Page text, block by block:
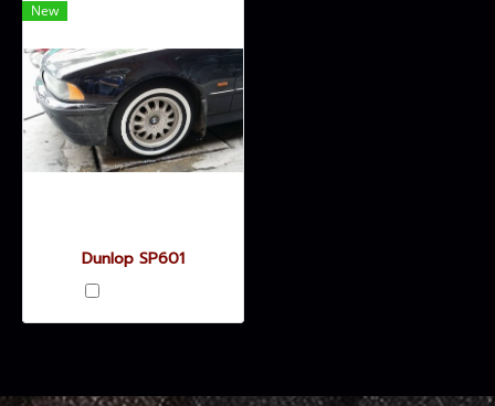
New
Dunlop SP601